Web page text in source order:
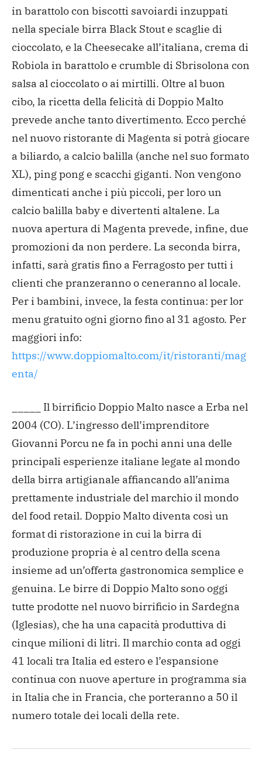
in barattolo con biscotti savoiardi inzuppati
nella speciale birra Black Stout e scaglie di
cioccolato, e la Cheesecake all’italiana, crema di
Robiola in barattolo e crumble di Sbrisolona con
salsa al cioccolato o ai mirtilli. Oltre al buon
cibo, la ricetta della felicità di Doppio Malto
prevede anche tanto divertimento. Ecco perché
nel nuovo ristorante di Magenta si potrà giocare
a biliardo, a calcio balilla (anche nel suo formato
XL), ping pong e scacchi giganti. Non vengono
dimenticati anche i più piccoli, per loro un
calcio balilla baby e divertenti altalene. La
nuova apertura di Magenta prevede, infine, due
promozioni da non perdere. La seconda birra,
infatti, sarà gratis fino a Ferragosto per tutti i
clienti che pranzeranno o ceneranno al locale.
Per i bambini, invece, la festa continua: per lor
menu gratuito ogni giorno fino al 31 agosto. Per
maggiori info:
https://www.doppiomalto.com/it/ristoranti/mag
enta/
Il birrificio Doppio Malto nasce a Erba nel
2004 (CO). L’ingresso dell’imprenditore
Giovanni Porcu ne fa in pochi anni una delle
principali esperienze italiane legate al mondo
della birra artigianale affiancando all’anima
prettamente industriale del marchio il mondo
del food retail. Doppio Malto diventa così un
format di ristorazione in cui la birra di
produzione propria è al centro della scena
insieme ad un’offerta gastronomica semplice e
genuina. Le birre di Doppio Malto sono oggi
tutte prodotte nel nuovo birrificio in Sardegna
(Iglesias), che ha una capacità produttiva di
cinque milioni di litri. Il marchio conta ad oggi
41 locali tra Italia ed estero e l’espansione
continua con nuove aperture in programma sia
in Italia che in Francia, che porteranno a 50 il
numero totale dei locali della rete.